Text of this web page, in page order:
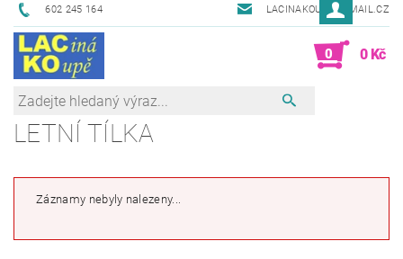
602 245 164 LACINAKOUPE@EMAIL.CZ
0 0 Kč
LETNÍ TÍLKA
Záznamy nebyly nalezeny...